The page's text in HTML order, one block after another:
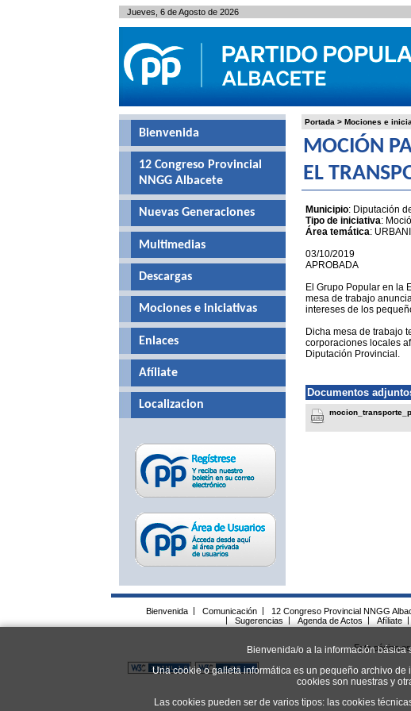
Bienvenida/o a la información
Una cookie o galleta informática es un pequeño archivo de
cookies son nuestras y
Las cookies pueden ser de varios tipos: las cookies
Portada > Mociones e
MOCIÓN
EL
Municipio: Diputación
Tipo de iniciativa:
Área temática:
03/10/2019
APROBADA
El Grupo Popular en la
mesa de trabajo
intereses de los
Dicha mesa de trabajo
corporaciones locales
Diputación Provincial.
Documentos
Bienvenida
12 Congreso Provincial
NNGG Albacete
Nuevas Generaciones
Multimedias
Descargas
Mociones e iniciativas
Enlaces
Afíliate
Localizacion
Jueves, 6 de Agosto de 2026
Bienvenida Comunicación 12 Congreso Provincial NNGG
Sugerencias Agenda de Actos Afíliate
Esta página